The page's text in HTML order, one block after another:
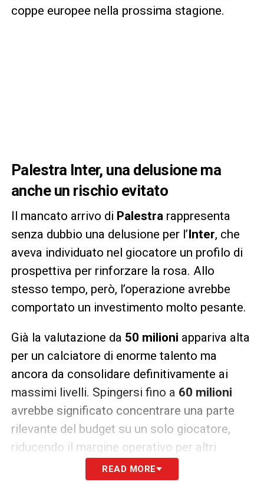
coppe europee nella prossima stagione.
Palestra Inter, una delusione ma
anche un rischio evitato
Il mancato arrivo di Palestra rappresenta
senza dubbio una delusione per l’Inter, che
aveva individuato nel giocatore un profilo di
prospettiva per rinforzare la rosa. Allo
stesso tempo, però, l’operazione avrebbe
comportato un investimento molto pesante.
Già la valutazione da 50 milioni appariva alta
per un calciatore di enorme talento ma
ancora da consolidare definitivamente ai
massimi livelli. Spingersi fino a 60 milioni
avrebbe significato concentrare una parte
rilevante del budget su un solo giocatore,
riducendo il margine operativo per altri
READ MORE